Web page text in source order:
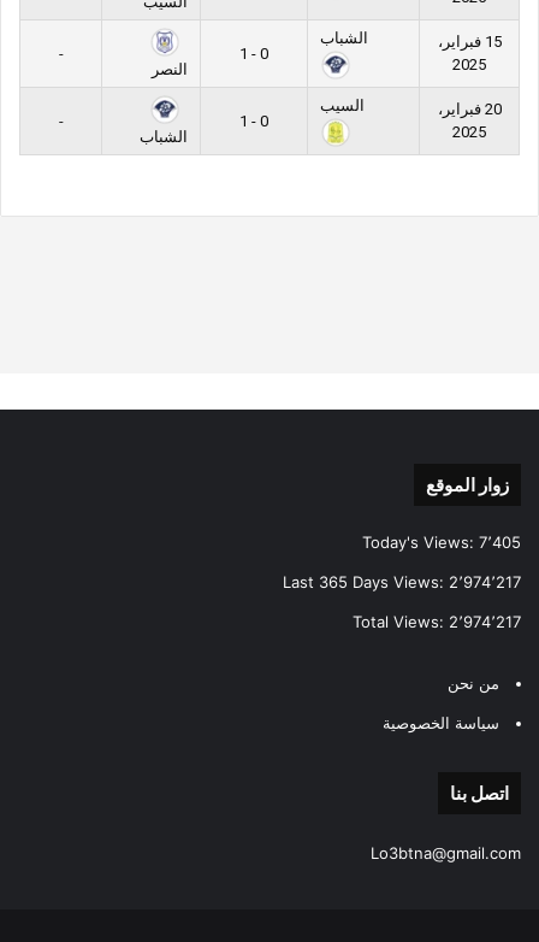
15 فبراير،
2025
الشباب
0 - 1
النصر
-
20 فبراير،
2025
السيب
0 - 1
الشباب
-
زوار الموقع
Today's Views: 7٬405
Last 365 Days Views: 2٬974٬217
Total Views: 2٬974٬217
من نحن
سياسة الخصوصية
اتصل بنا
Lo3btna@gmail.com